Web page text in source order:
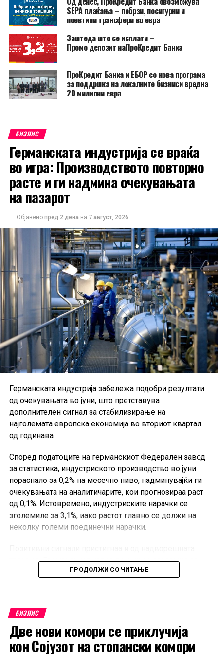
SEPA плаќања – побрзи, посигурни и
поевтини трансфери во евра
Заштеда што се исплати –
Промо депозит наПроКредит Банка
ПроКредит Банка и ЕБОР со нова програма
за поддршка на локалните бизниси вредна
20 милиони евра
БИЗНИС
Германската индустрија се враќа
во игра: Производството повторно
расте и ги надмина очекувањата
на пазарот
Објавено пред 2 дена на 7 август, 2026
Германската индустрија забележа подобри резултати
од очекувањата во јуни, што претставува
дополнителен сигнал за стабилизирање на
најголемата европска економија во вториот квартал
од годинава.
Според податоците на германскиот Федерален завод
за статистика, индустриското производство во јуни
пораснало за 0,2% на месечно ниво, надминувајќи ги
очекувањата на аналитичарите, кои прогнозираа раст
од 0,1%. Истовремено, индустриските нарачки се
зголемиле за 3,1%, иако растот главно се должи на
неколку големи поединечни нарачки.
трговија. Германскиот извоз во јуни се зголемил за
0,9% во однос на претходниот месец, значително над
извезувала 3,7% повеќе стоки во споредба со истиот
период лани, а увозот е повисок за 4,4%. Извозот кон
земјите членки на Европската Унија пораснал за 1,3%,
додека испораките кон земјите надвор од ЕУ се
ПРОДОЛЖИ СО ЧИТАЊЕ
БИЗНИС
Две нови комори се приклучија
кон Сојузот на стопански комори